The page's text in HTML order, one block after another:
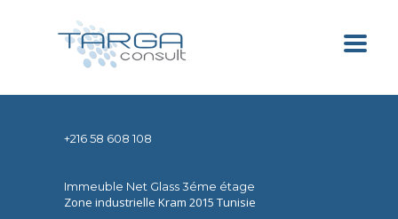
+216 58 608 108
Immeuble Net Glass 3éme étage
Zone industrielle Kram 2015 Tunisie